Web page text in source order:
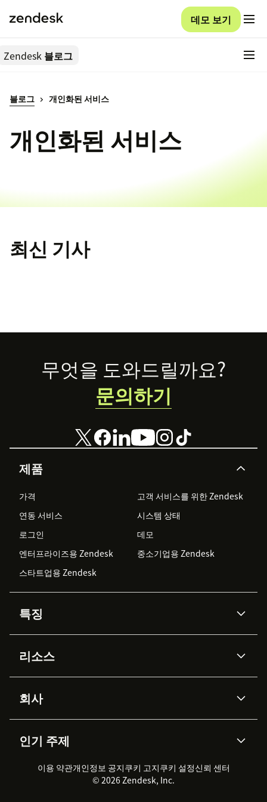
데모 보기
Zendesk 블로그
블로그 개인화된 서비스
개인화된 서비스
최신 기사
Footer
제품
가격
고객 서비스를 위한 Zendesk
연동 서비스
시스템 상태
로그인
데모
엔터프라이즈용 Zendesk
중소기업용 Zendesk
스타트업용 Zendesk
특징
Zendesk AI
Advanced Data Privacy &
Protection
지식창고
워크포스 관리
실시간 채팅
클라이언트 포털
리소스
API & 개발자
AI 리서치
이벤트 & 웨비나
고객 사례
회사
채용 정보
지속 가능성 보고서
Zendesk Foundation
법적 정보
인기 주제
2026 CX 트렌드
제품 업데이트
고객 서비스 소프트웨어
헬프 데스크 통합 티켓 관리 소
무엇을 도와드릴까요?
문의하기
이용 약관개인정보 공지쿠키 고지쿠키 설정신뢰 센터
© 2026 Zendesk, Inc.